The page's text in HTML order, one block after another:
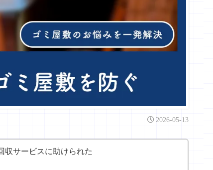
2026-05-13
収サービスに助けられた